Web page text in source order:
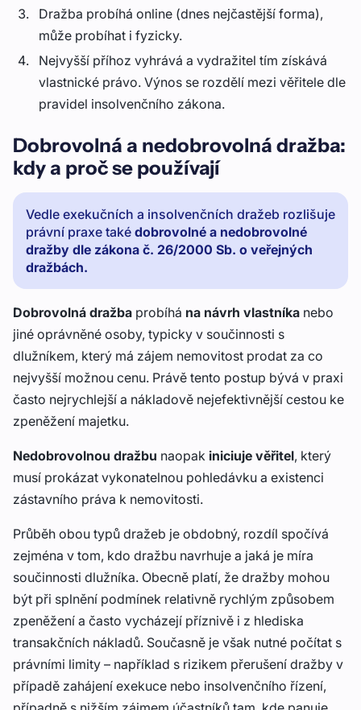
Dražba probíhá online (dnes nejčastější forma),
může probíhat i fyzicky.
Nejvyšší příhoz vyhrává a vydražitel tím získává
vlastnické právo. Výnos se rozdělí mezi věřitele dle
pravidel insolvenčního zákona.
Dobrovolná a nedobrovolná dražba:
kdy a proč se používají
Vedle exekučních a insolvenčních dražeb rozlišuje
právní praxe také dobrovolné a nedobrovolné
dražby dle zákona č. 26/2000 Sb. o veřejných
dražbách.
Dobrovolná dražba probíhá na návrh vlastníka nebo
jiné oprávněné osoby, typicky v součinnosti s
dlužníkem, který má zájem nemovitost prodat za co
nejvyšší možnou cenu. Právě tento postup bývá v praxi
často nejrychlejší a nákladově nejefektivnější cestou ke
zpeněžení majetku.
Nedobrovolnou dražbu naopak iniciuje věřitel, který
musí prokázat vykonatelnou pohledávku a existenci
zástavního práva k nemovitosti.
Průběh obou typů dražeb je obdobný, rozdíl spočívá
zejména v tom, kdo dražbu navrhuje a jaká je míra
součinnosti dlužníka. Obecně platí, že dražby mohou
být při splnění podmínek relativně rychlým způsobem
zpeněžení a často vycházejí příznivě i z hlediska
transakčních nákladů. Současně je však nutné počítat s
právními limity – například s rizikem přerušení dražby v
případě zahájení exekuce nebo insolvenčního řízení,